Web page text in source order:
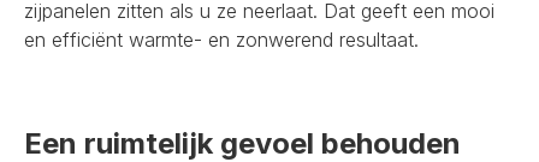
zijpanelen zitten als u ze neerlaat. Dat geeft een mooi
en efficiënt warmte- en zonwerend resultaat.
Een ruimtelijk gevoel behouden